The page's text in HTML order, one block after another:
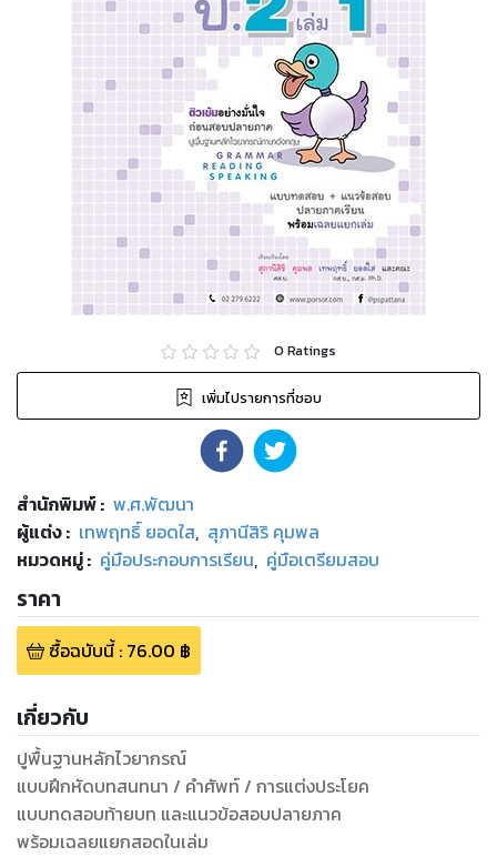
0 Ratings
เพิ่มไปรายการที่ชอบ
สำนักพิมพ์: พ.ศ.พัฒนา
ผู้แต่ง : เทพฤทธิ์ ยอดใส, สุภานีสิริ คุมพล
หมวดหมู่: คู่มือประกอบการเรียน, คู่มือเตรียมสอบ
ราคา
ซื้อฉบับนี้: 76.00 ฿
เกี่ยวกับ
ปูพื้นฐานหลักไวยากรณ์
แบบฝึกหัดบทสนทนา / คำศัพท์ / การแต่งประโยค
แบบทดสอบท้ายบท และแนวข้อสอบปลายภาค
พร้อมเฉลยแยกสอดในเล่ม